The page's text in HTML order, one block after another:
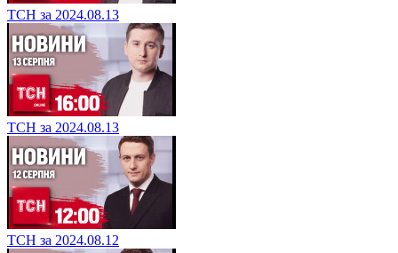
ТСН за 2024.08.13
ТСН за 2024.08.13
ТСН за 2024.08.12